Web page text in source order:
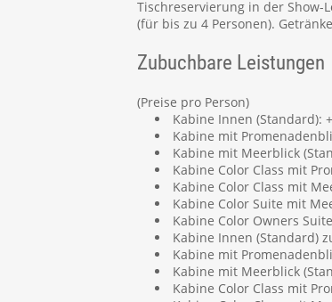
Tischreservierung in der Show-
(für bis zu 4 Personen).
Zubuchbare Leistungen
(Preise pro Person)
Kabine Innen (Standard):
Kabine mit
Kabine mit Meerblick
Kabine Color Class mit
Kabine Color Class mit
Kabine Color Suite mit
Kabine Color Owners
Kabine Innen (Standard)
Kabine mit
Kabine mit Meerblick
Kabine Color Class mit